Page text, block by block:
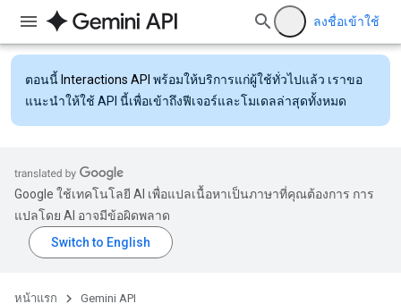
ลงชื่อเข้าใช้
ตอนนี้ Interactions API พร้อมให้บริการแก่ผู้ใช้ทั่วไปแล้ว เราขอ
แนะนำให้ใช้ API นี้เพื่อเข้าถึงฟีเจอร์และโมเดลล่าสุดทั้งหมด
Google ใช้เทคโนโลยี AI เพื่อแปลเนื้อหาเป็นภาษาที่คุณต้องการ การ
แปลโดย AI อาจมีข้อผิดพลาด
หน้าแรก Gemini API